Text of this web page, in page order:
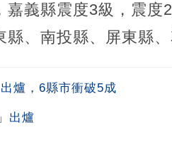
義縣震度3級，震度
、南投縣、屏東縣、
爐，6縣市衝破5成
出爐